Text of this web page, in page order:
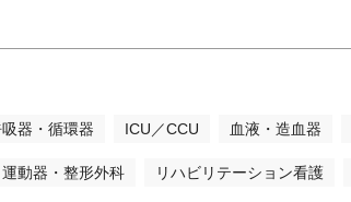
器・循環器 ICU／CCU 血液・造血器
運動器・整形外科 リハビリテーション看護